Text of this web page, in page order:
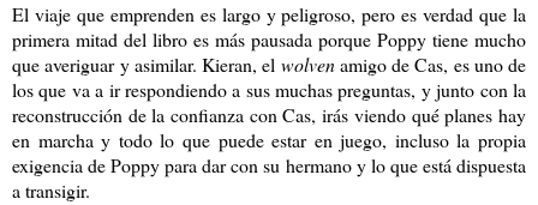
El viaje que emprenden es largo y peligroso, pero es verdad que la
primera mitad del libro es más pausada porque Poppy tiene mucho
que averiguar y asimilar. Kieran, el wolvenamigo de Cas, es uno de
los que va a ir respondiendo a sus muchas preguntas, y junto con la
reconstrucción de la confianza con Cas, irás viendo qué planes hay
en marcha y todo lo que puede estar en juego, incluso la propia
exigencia de Poppy para dar con su hermano y lo que está dispuesta
a transigir.